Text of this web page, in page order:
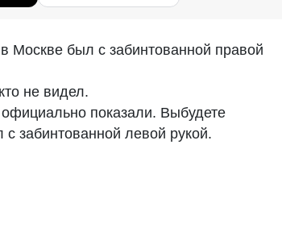
Москве был с забинтованной правой
не видел.
показали. Выбудете
забинтованной левой рукой.